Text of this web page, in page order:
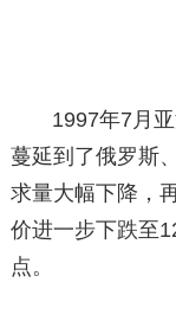
1997年7月
蔓延到了俄罗斯
求量大幅下降，
价进一步下跌至
点。